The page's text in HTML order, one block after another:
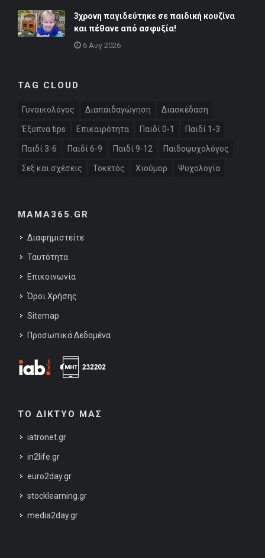
3χρονη παγιδεύτηκε σε παιδική κουζίνα
και πέθανε από ασφυξία!
6 Αυγ 2026
TAG CLOUD
Γυναικολόγος Διαπαιδαγώγηση Διασκέδαση
Έξυπνα tips Επικαιρότητα Παιδί 0-1 Παιδί 1-3
Παιδί 3-6 Παιδί 6-9 Παιδί 9-12 Παιδοψυχολόγος
Σεξ και σχέσεις Τοκετός Χιούμορ Ψυχολογία
MAMA365.GR
Διαφημιστείτε
Ταυτότητα
Επικοινωνία
Όροι Χρήσης
Sitemap
Προσωπικά Δεδομένα
ΤΟ ΔΙΚΤΥΟ ΜΑΣ
iatronet.gr
in2life.gr
euro2day.gr
stocklearning.gr
media2day.gr